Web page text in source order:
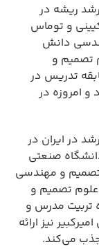
ریشه در
کیینی و توماس
دانش
تصمیم و
تدریس در
امروزه در
در ایران در
صنعتی
و مهندسی
تصمیم و
تربیت مدرس و
نیز ارائه
می‌کند.